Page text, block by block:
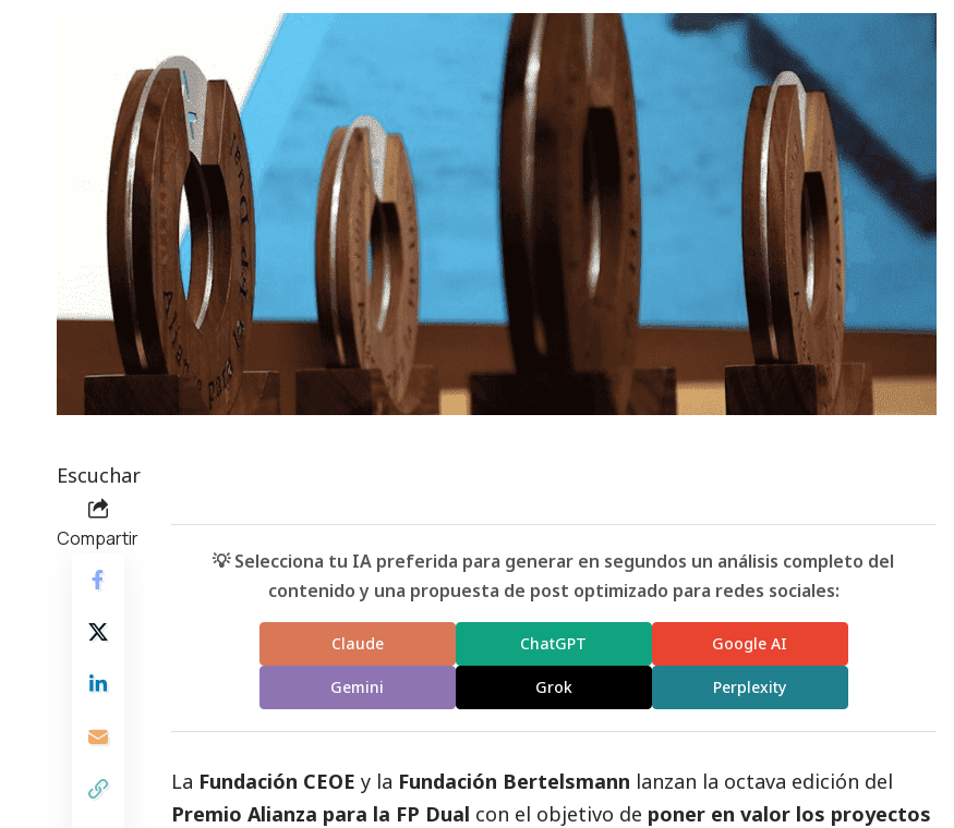
Escuchar
Compartir
💡 Selecciona tu IA preferida para generar en segundos un análisis completo del
contenido y una propuesta de post optimizado para redes sociales:
Claude ChatGPT Google AI
Gemini Grok Perplexity
La Fundación CEOE y la Fundación Bertelsmann lanzan la octava edición del
Premio Alianza para la FP Dual con el objetivo de poner en valor los proyectos